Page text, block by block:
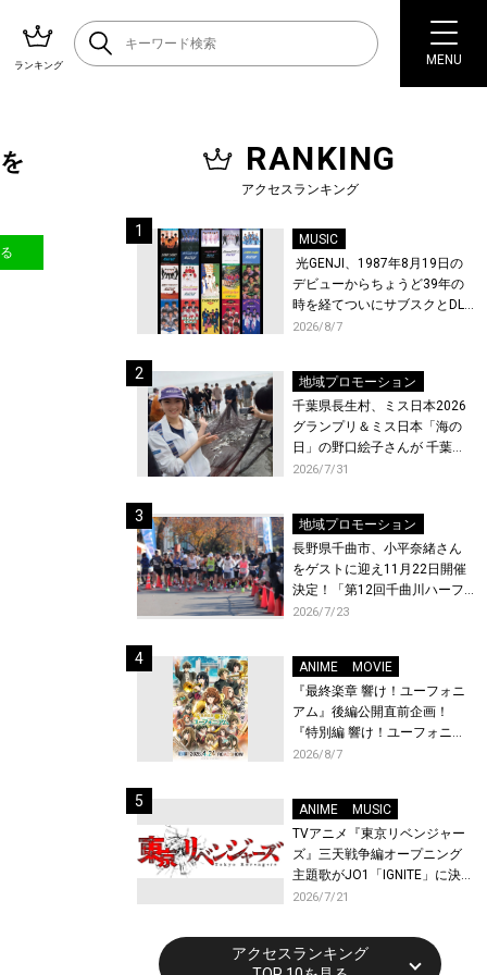
ランキング MENU
RANKING
アクセスランキング
MUSIC
光GENJI、1987年8月19日の
デビューからちょうど39年の
時を経てついにサブスクとDL
配信が解禁！
2026/8/7
地域プロモーション
千葉県長生村、ミス日本2026
グランプリ＆ミス日本「海の
日」の野口絵子さんが 千葉県
唯一の村・長生村で地引網を
2026/7/31
地域プロモーション
長野県千曲市、小平奈緒さん
をゲストに迎え11月22日開催
決定！「第12回千曲川ハーフ
マラソン」エントリー受付開
2026/7/23
ANIME
MOVIE
『最終楽章 響け！ユーフォニ
アム』後編公開直前企画！
『特別編 響け！ユーフォニア
ム〜アンサンブルコンテス
映が決定！
2026/8/7
ANIME
MUSIC
TVアニメ『東京リベンジャー
ズ』三天戦争編オープニング
主題歌がJO1「IGNITE」に決
定！メンバー全員から喜びと
トが到着！9月に東京・大阪で
先行上映会を開催！
2026/7/21
アクセスランキング